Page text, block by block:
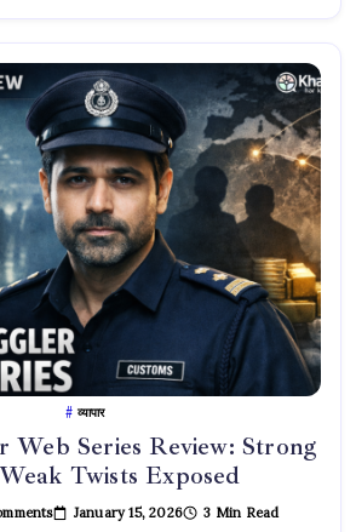
तहलका
व्यापार
Web Series Review: Strong
Twists Exposed
On January 15, 2026 3 Min Read